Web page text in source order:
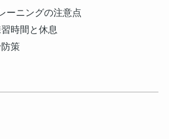
ーニングの注意点
時間と休息
策